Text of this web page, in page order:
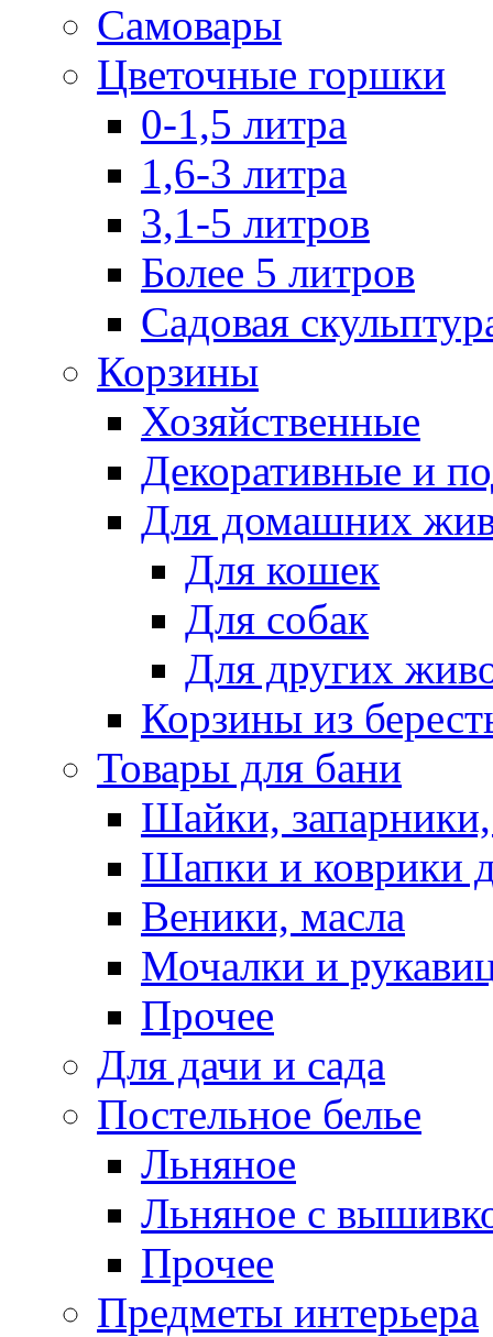
Самовары
Цветочные горшки
0-1,5 литра
1,6-3 литра
3,1-5 литров
Более 5 литров
Садовая
Корзины
Хозяйственные
Декоративные и
Для домашних
Для кошек
Для собак
Для других
Корзины из
Товары для бани
Шайки,
Шапки и коврики
Веники, масла
Мочалки и
Прочее
Для дачи и сада
Постельное белье
Льняное
Льняное с
Прочее
Предметы интерьера